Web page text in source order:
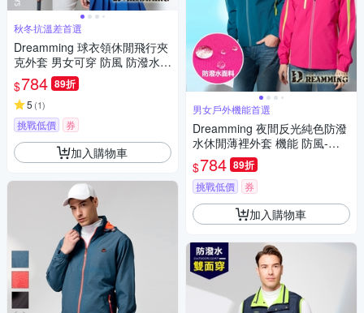
秋冬抗溫差首選
Dreamming 球衣領休閒飛行夾
克外套 男女可穿 防風 防潑水-
共二色
$784 89折
5 (1)
挑戰低價 券
加入購物車
男女戶外機能首選
Dreamming 夜間反光純色防潑
水休閒薄裡外套 機能 防風-共
二款
$784 89折
挑戰低價 券
加入購物車